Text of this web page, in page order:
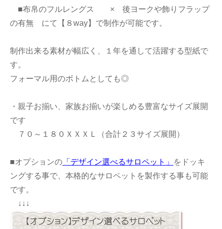
■布帛のフルレングス × 後ヨークや飾りフラップ
の有無 にて【８way】で制作が可能です。
制作出来る素材が幅広く、１年を通して活躍する型紙で
す。
フォーマル用のボトムとしても◎
・親子お揃い、家族お揃いが楽しめる豊富なサイズ展開
です
７０～１８０ＸＸＸＬ（合計２３サイズ展開）
■オプションの 「デザイン選べるサロペット」
をドッキ
ングする事で、本格的なサロペットを製作する事も可能
です。
↓↓↓